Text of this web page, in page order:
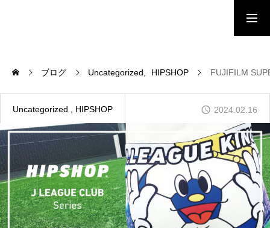
NEWS
BRAND
SHOP LIST
ブログ Uncategorized HIPSHOP FUJIFILM
Uncategorized HIPSHOP 2024.02.16